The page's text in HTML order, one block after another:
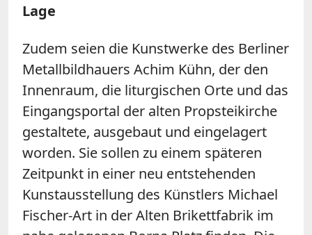
Lage
Zudem seien die Kunstwerke des Berliner
Metallbildhauers Achim Kühn, der den
Innenraum, die liturgischen Orte und das
Eingangsportal der alten Propsteikirche
gestaltete, ausgebaut und eingelagert
worden. Sie sollen zu einem späteren
Zeitpunkt in einer neu entstehenden
Kunstausstellung des Künstlers Michael
Fischer-Art in der Alten Brikettfabrik im